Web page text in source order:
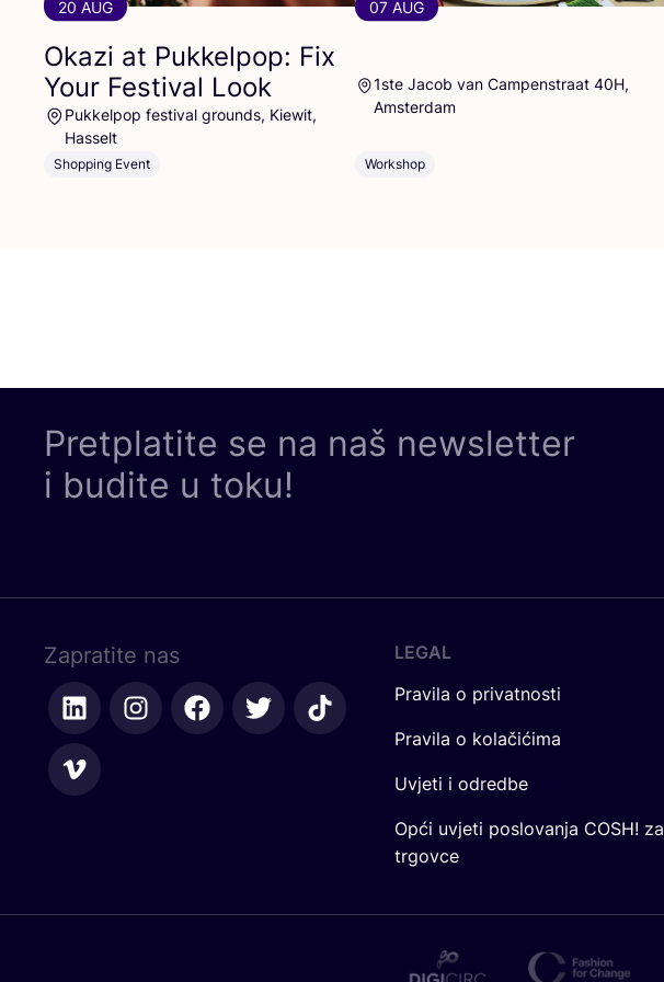
20 AUG
Okazi at Pukkelpop: Fix
Your Festival Look
Pukkelpop festival grounds, Kiewit,
Hasselt
Shopping Event
07 AUG
1ste Jacob van Campenstraat 40H,
Amsterdam
Workshop
Pretplatite se na naš newsletter
i budite u toku!
Zapratite nas
LEGAL
Pravila o privatnosti
Pravila o kolačićima
Uvjeti i odredbe
Opći uvjeti poslovanja COSH! za
trgovce